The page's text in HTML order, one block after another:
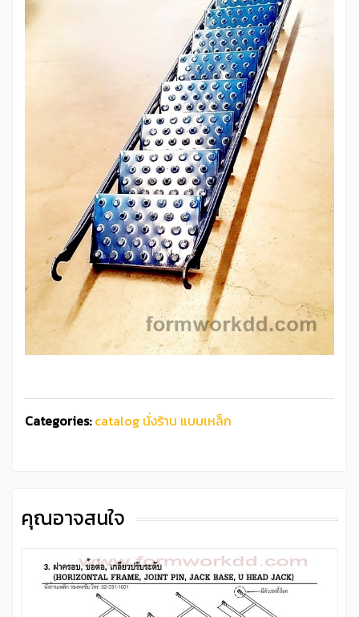
Categories: catalog นั่งร้าน แบบเหล็ก
คุณอาจสนใจ